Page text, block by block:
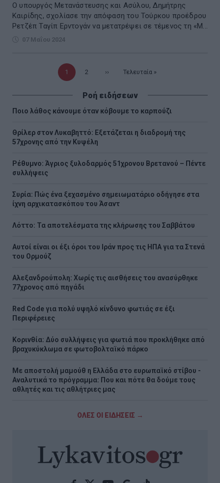
Ο υπουργός Μετανάστευσης και Ασύλου, Δημήτρης
Καιρίδης, σχολίασε την απόφαση του Τούρκου προέδρου
Ρετζέπ Ταγίπ Ερντογάν να μετατρέψει σε τέμενος τη «Μ...
07 Μαΐου 2024
Τρέχουσα
1 Σελίδα
2 Επόμενη
›› Τελευταία
Τελευταία »
Ροή ειδήσεων
Ποιο λάθος κάνουμε όταν κόβουμε το καρπούζι
Θρίλερ στον Λυκαβηττό: Εξετάζεται η διαδρομή της
57χρονης από την Κυψέλη
Ρέθυμνο: Άγριος ξυλοδαρμός 51χρονου Βρετανού – Πέντε
συλλήψεις
Συρία: Πώς ένα ξεχασμένο σημειωματάριο οδήγησε στα
ίχνη αρχικατασκόπου του Άσαντ
Λόττο: Τα αποτελέσματα της κλήρωσης του Σαββάτου
Αυτοί είναι οι έξι όροι του Ιράν προς τις ΗΠΑ για τα Στενά
του Ορμούζ
Αλεξανδρούπολη: Χωρίς τις αισθήσεις του ανασύρθηκε
77χρονος από πηγάδι
Red Code για πολύ υψηλό κίνδυνο φωτιάς σε έξι
Περιφέρειες
Κορινθία: Δύο συλλήψεις για φωτιά που προκλήθηκε από
βραχυκύκλωμα σε φωτοβολταϊκό πάρκο
Με αποστολή μαμούθ η Ελλάδα στο ευρωπαϊκό στίβου -
Αναλυτικά το πρόγραμμα: Που και πότε θα δούμε τους
αθλητές και τις αθλήτριες μας
ΟΛΕΣ ΟΙ ΕΙΔΗΣΕΙΣ →